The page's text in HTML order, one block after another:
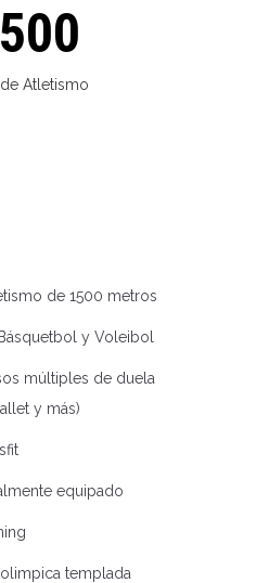
de Atletismo
de 1500 metros
y Voleibol
múltiples de duela
y más)
equipado
templada